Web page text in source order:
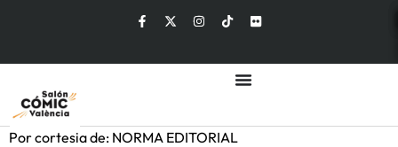
Por cortesia de: NORMA EDITORIAL